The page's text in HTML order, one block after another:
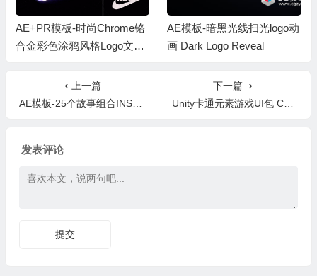
AE+PR模板-时尚Chrome铬
合金彩色涂鸦风格Logo文字
AE模板-暗黑光线扫光logo动
画 Dark Logo Reveal
上一篇
AE模板-25个故事组合INS竖屏视频包装开场 Business Instagram Stories
下一篇
Unity卡通元素游戏UI包 Cartoon GUI Pack v1.0
发表评论